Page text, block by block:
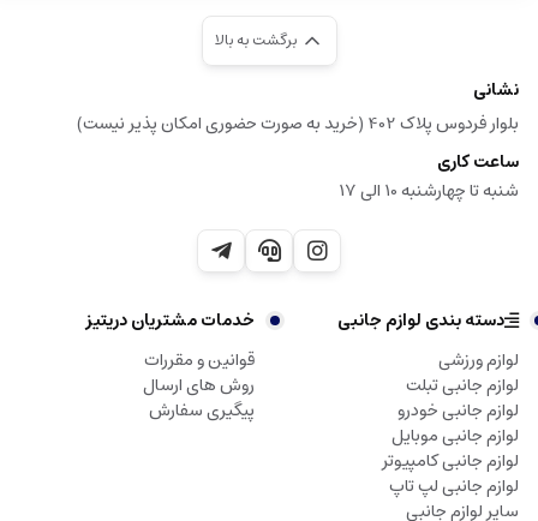
برگشت به بالا
نشانی
بلوار فردوس پلاک 402 (خرید به صورت حضوری امکان پذیر نیست)
ساعت کاری
شنبه تا چهارشنبه 10 الی 17
دسته بندی لوازم جانبی
لوازم ورزشی
لوازم جانبی تبلت
لوازم جانبی خودرو
لوازم جانبی موبایل
لوازم جانبی کامپیوتر
لوازم جانبی لپ تاپ
سایر لوازم جانبی
خدمات مشتریان دریتیز
قوانین و مقررات
روش های ارسال
پیگیری سفارش